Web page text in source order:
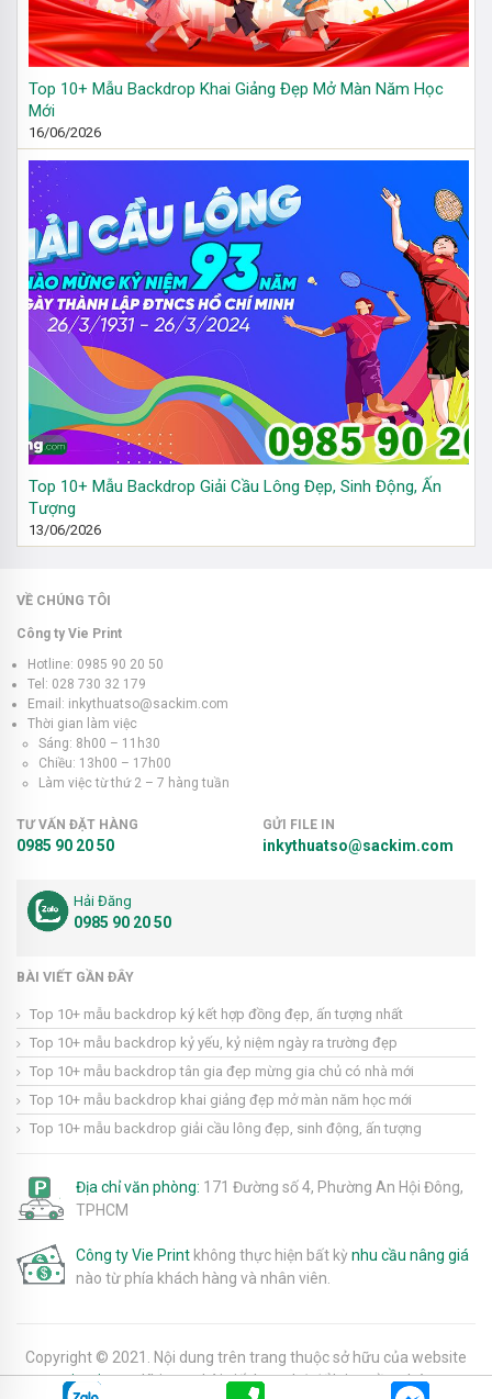
Top 10+ Mẫu Backdrop Khai Giảng Đẹp Mở Màn Năm Học
Mới
16/06/2026
Top 10+ Mẫu Backdrop Giải Cầu Lông Đẹp, Sinh Động, Ấn
Tượng
13/06/2026
VỀ CHÚNG TÔI
Công ty Vie Print
Hotline: 0985 90 20 50
Tel: 028 730 32 179
Email: inkythuatso@sackim.com
Thời gian làm việc
Sáng: 8h00 – 11h30
Chiều: 13h00 – 17h00
Làm việc từ thứ 2 – 7 hàng tuần
TƯ VẤN ĐẶT HÀNG
0985 90 20 50
GỬI FILE IN
inkythuatso@sackim.com
Hải Đăng
0985 90 20 50
BÀI VIẾT GẦN ĐÂY
Top 10+ mẫu backdrop ký kết hợp đồng đẹp, ấn tượng nhất
Top 10+ mẫu backdrop kỷ yếu, kỷ niệm ngày ra trường đẹp
Top 10+ mẫu backdrop tân gia đẹp mừng gia chủ có nhà mới
Top 10+ mẫu backdrop khai giảng đẹp mở màn năm học mới
Top 10+ mẫu backdrop giải cầu lông đẹp, sinh động, ấn tượng
Địa chỉ văn phòng: 171 Đường số 4, Phường An Hội Đông,
TPHCM
Công ty Vie Print không thực hiện bất kỳnhu cầu nâng giá
nào từ phía khách hàng và nhân viên.
Copyright © 2021. Nội dung trên trang thuộc sở hữu của website
vieprint.vn. Khi copy bài viết bạn nhớ để lại nguồn nhé.